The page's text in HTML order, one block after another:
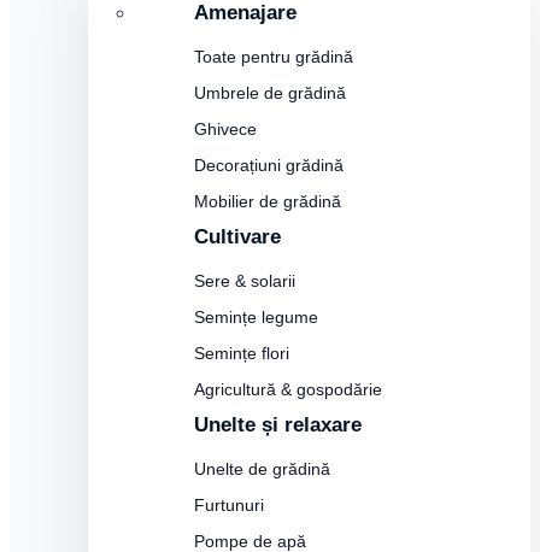
Amenajare
Toate pentru grădină
Umbrele de grădină
Ghivece
Decorațiuni grădină
Mobilier de grădină
Cultivare
Sere & solarii
Semințe legume
Semințe flori
Agricultură & gospodărie
Unelte și relaxare
Unelte de grădină
Furtunuri
Pompe de apă